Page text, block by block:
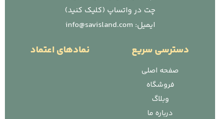
چت در واتساپ (کلیک کنید)
ایمیل: info@savisland.com
دسترسی سریع
صفحه اصلی
فروشگاه
وبلاگ
درباره ما
نمادهای اعتماد